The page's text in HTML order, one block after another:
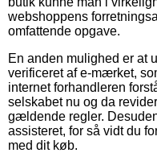
webshoppens
omfattende opgave.
En anden mulighed er at
verificeret af e-mærket,
internet forhandleren
selskabet nu og da
gældende regler.
assisteret, for så vidt du
med dit køb.